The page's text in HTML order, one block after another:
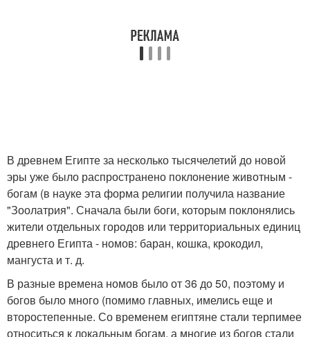
В древнем Египте за несколько тысячелетий до новой
эры уже было распространено поклонение животным -
богам (в науке эта форма религии получила название
"Зоолатрия". Сначала были боги, которым поклонялись
жители отдельных городов или территориальных единиц
древнего Египта - номов: баран, кошка, крокодил,
мангуста и т. д.
В разные времена номов было от 36 до 50, поэтому и
богов было много (помимо главных, имелись еще и
второстепенные. Со временем египтяне стали терпимее
относиться к локальным богам, а многие из богов стали